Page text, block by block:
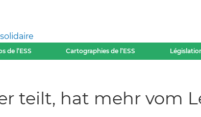
de l’ESS Cartographies de l’ESS
teilt, hat mehr vom